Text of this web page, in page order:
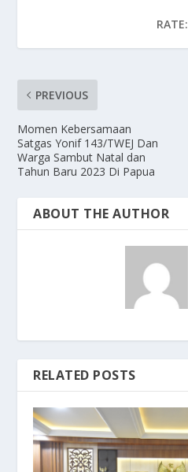
RATE:
PREVIOUS
Momen Kebersamaan
Satgas Yonif 143/TWEJ Dan
Warga Sambut Natal dan
Tahun Baru 2023 Di Papua
ABOUT THE AUTHOR
RELATED POSTS